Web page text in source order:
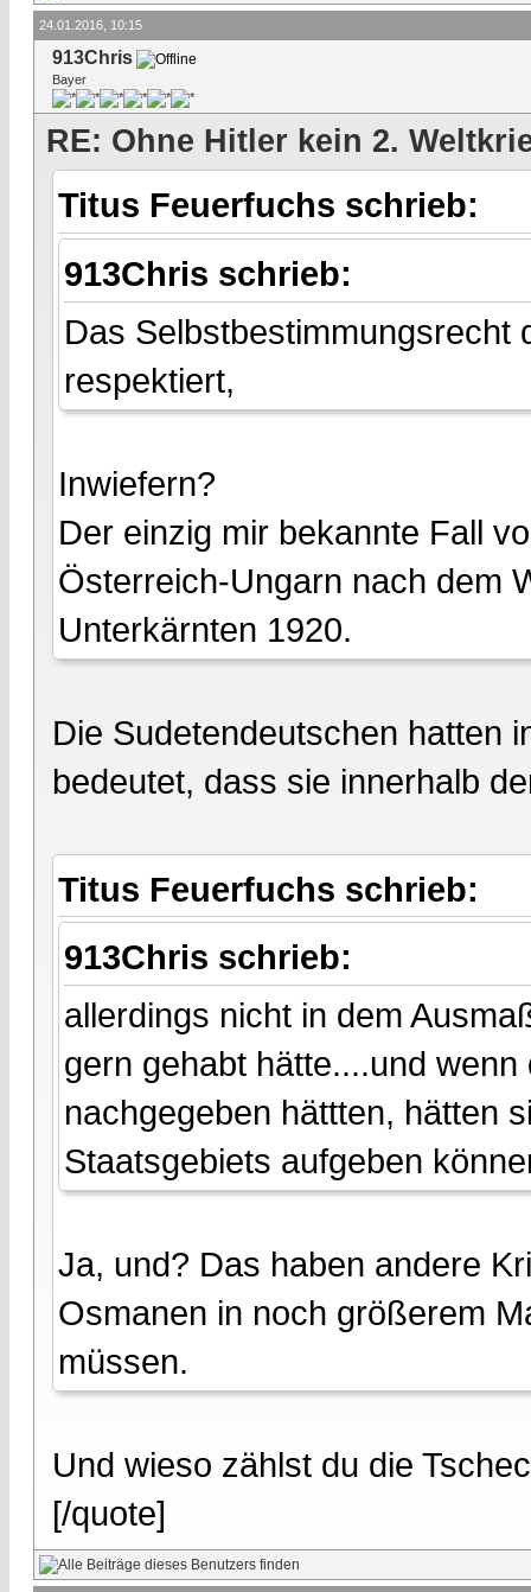
24.01.2016, 10:15
913Chris
Bayer
RE: Ohne Hitler kein 2.
Titus Feuerfuchs schrieb:
913Chris schrieb:
Das Selbstbestimmungsrecht
respektiert,
Inwiefern?
Der einzig mir bekannte Fall
Österreich-Ungarn nach dem
Unterkärnten 1920.
Die Sudetendeutschen hatten
bedeutet, dass sie innerhalb
Titus Feuerfuchs schrieb:
913Chris schrieb:
allerdings nicht in dem
gern gehabt hätte....und
nachgegeben hättten, hätten
Staatsgebiets aufgeben
Ja, und? Das haben andere
Osmanen in noch größerem
müssen.
Und wieso zählst du die
[/quote]